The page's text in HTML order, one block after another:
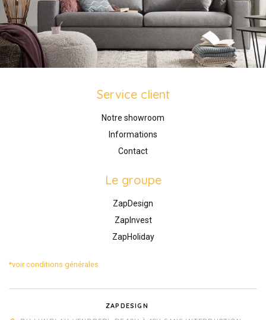
Service client
Notre showroom
Informations
Contact
Le groupe
ZapDesign
ZapInvest
ZapHoliday
*voir conditions générales
ZAPDESIGN